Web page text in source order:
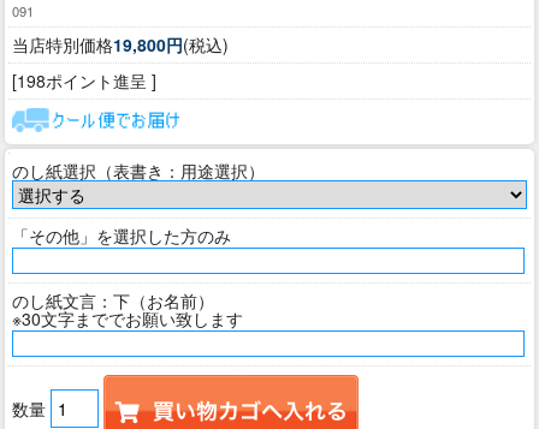
091
当店特別価格19,800円(税込)
[198ポイント進呈 ]
のし紙選択（表書き：用途選択）
「その他」を選択した方のみ
のし紙文言：下（お名前）
※30文字まででお願い致します
数量